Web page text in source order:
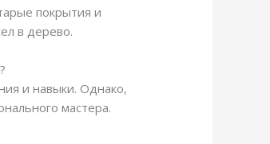
покрытия и
в дерево.
и навыки. Однако,
мастера.